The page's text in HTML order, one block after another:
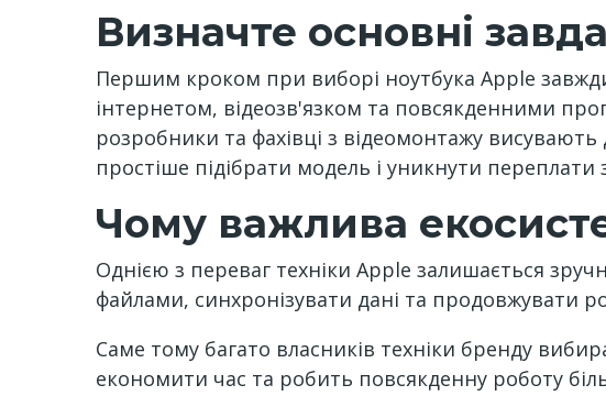
Визначте основні
Першим кроком при виборі ноутбука Apple
інтернетом, відеозв'язком та повсякденними
розробники та фахівці з відеомонтажу
простіше підібрати модель і уникнути переплати
Чому важлива
Однією з переваг техніки Apple залишається
файлами, синхронізувати дані та продовжувати
Саме тому багато власників техніки бренду
економити час та робить повсякденну роботу